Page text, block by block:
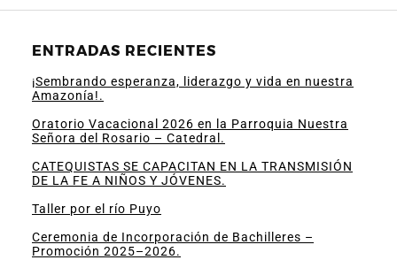
ENTRADAS RECIENTES
¡Sembrando esperanza, liderazgo y vida en nuestra
Amazonía!.
Oratorio Vacacional 2026 en la Parroquia Nuestra
Señora del Rosario – Catedral.
CATEQUISTAS SE CAPACITAN EN LA TRANSMISIÓN
DE LA FE A NIÑOS Y JÓVENES.
Taller por el río Puyo
Ceremonia de Incorporación de Bachilleres –
Promoción 2025–2026.